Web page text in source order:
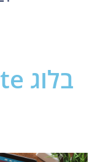
בלוג Quick website